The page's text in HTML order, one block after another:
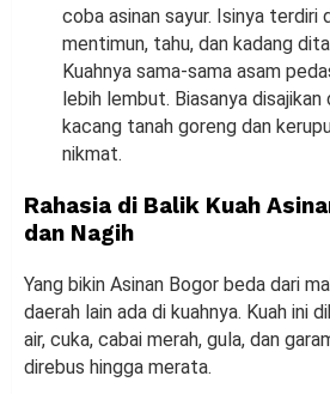
coba asinan sayur. Isinya
mentimun, tahu, dan kadang
Kuahnya sama-sama asam
lebih lembut. Biasanya
kacang tanah goreng dan
nikmat.
Rahasia di Balik Kuah
dan Nagih
Yang bikin Asinan Bogor beda dari
daerah lain ada di kuahnya. Kuah ini
air, cuka, cabai merah, gula, dan
direbus hingga merata.